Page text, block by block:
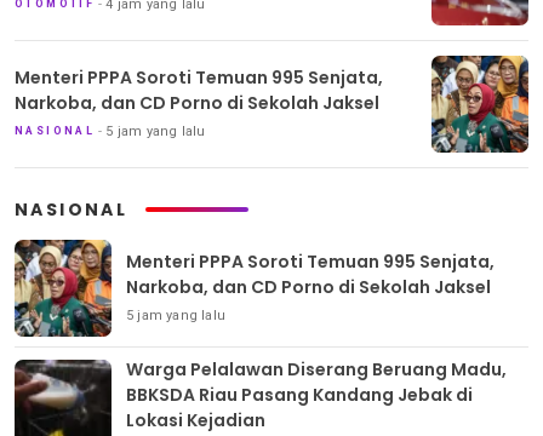
OTOMOTIF 4 jam yang lalu
Menteri PPPA Soroti Temuan 995 Senjata,
Narkoba, dan CD Porno di Sekolah Jaksel
NASIONAL 5 jam yang lalu
NASIONAL
Menteri PPPA Soroti Temuan 995 Senjata,
Narkoba, dan CD Porno di Sekolah Jaksel
5 jam yang lalu
Warga Pelalawan Diserang Beruang Madu,
BBKSDA Riau Pasang Kandang Jebak di
Lokasi Kejadian